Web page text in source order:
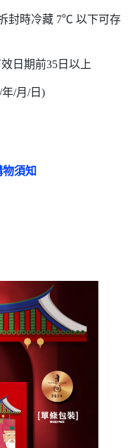
封時冷藏 7℃ 以下可存
日期前35日以上
/月/日)
物須知